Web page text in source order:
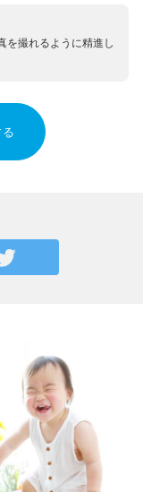
を撮れるように精進し